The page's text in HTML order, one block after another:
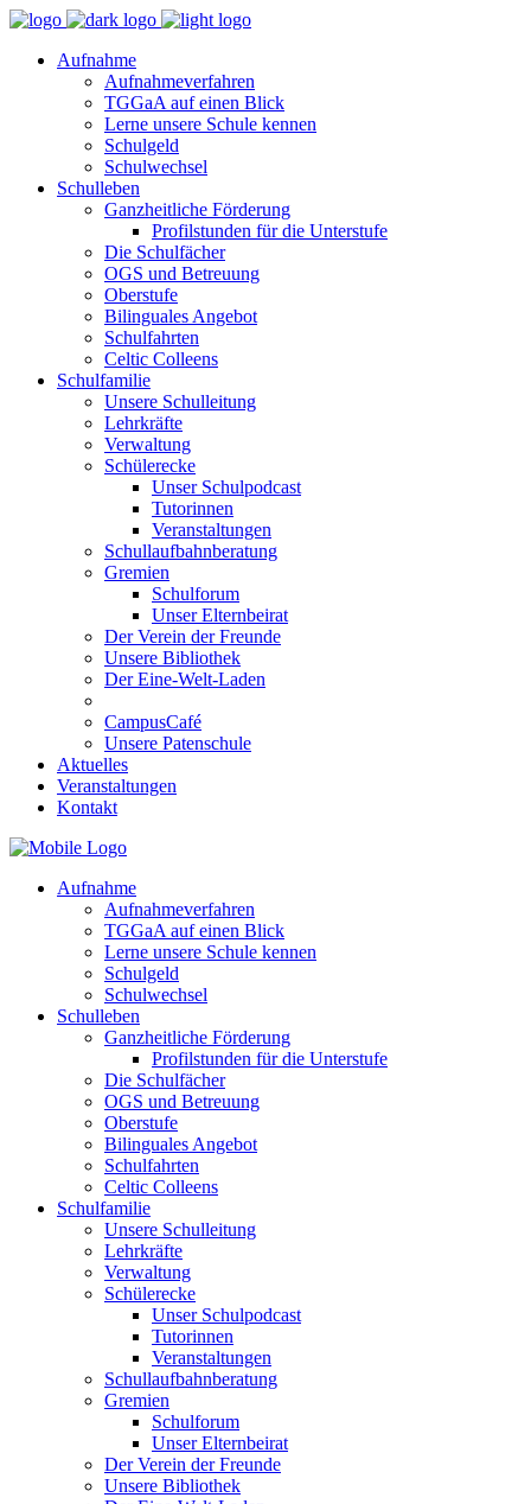
Aufnahme
Aufnahmeverfahren
TGGaA auf einen Blick
Lerne unsere Schule kennen
Schulgeld
Schulwechsel
Schulleben
Ganzheitliche Förderung
Profilstunden für die Unterstufe
Die Schulfächer
OGS und Betreuung
Oberstufe
Bilinguales Angebot
Schulfahrten
Celtic Colleens
Schulfamilie
Unsere Schulleitung
Lehrkräfte
Verwaltung
Schülerecke
Unser Schulpodcast
Tutorinnen
Veranstaltungen
Schullaufbahnberatung
Gremien
Schulforum
Unser Elternbeirat
Der Verein der Freunde
Unsere Bibliothek
Der Eine-Welt-Laden
CampusCafé
Unsere Patenschule
Aktuelles
Veranstaltungen
Kontakt
Aufnahme
Aufnahmeverfahren
TGGaA auf einen Blick
Lerne unsere Schule kennen
Schulgeld
Schulwechsel
Schulleben
Ganzheitliche Förderung
Profilstunden für die Unterstufe
Die Schulfächer
OGS und Betreuung
Oberstufe
Bilinguales Angebot
Schulfahrten
Celtic Colleens
Schulfamilie
Unsere Schulleitung
Lehrkräfte
Verwaltung
Schülerecke
Unser Schulpodcast
Tutorinnen
Veranstaltungen
Schullaufbahnberatung
Gremien
Schulforum
Unser Elternbeirat
Der Verein der Freunde
Unsere Bibliothek